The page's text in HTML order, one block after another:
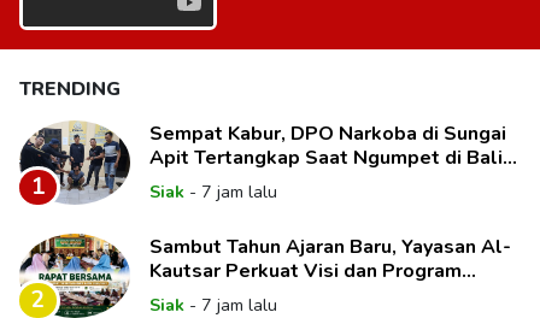
TRENDING
1
Sempat Kabur, DPO Narkoba di Sungai
Apit Tertangkap Saat Ngumpet di Balik
Kelambu
Siak - 7 jam lalu
2
Sambut Tahun Ajaran Baru, Yayasan Al-
Kautsar Perkuat Visi dan Program
Unggulan Pendidikan
Siak - 7 jam lalu